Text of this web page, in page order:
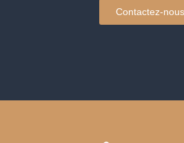
Contactez-nous